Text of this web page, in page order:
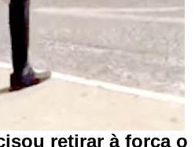
retirar à força o